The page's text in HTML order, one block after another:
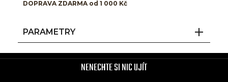
DOPRAVA ZDARMA od 1 000 Kč
PARAMETRY
NENECHTE SI NIC UJÍT